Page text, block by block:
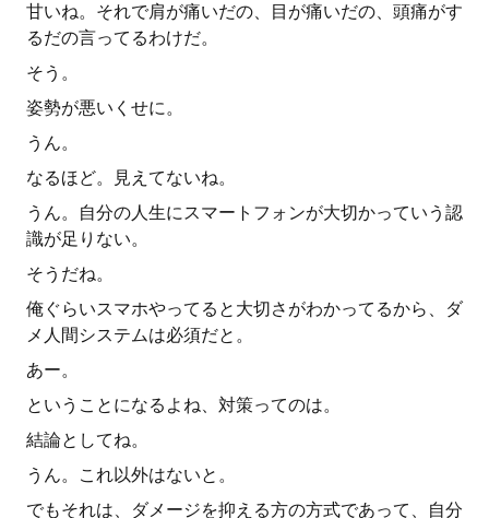
甘いね。それで肩が痛いだの、目が痛いだの、頭痛がす
るだの言ってるわけだ。
そう。
姿勢が悪いくせに。
うん。
なるほど。見えてないね。
うん。自分の人生にスマートフォンが大切かっていう認
識が足りない。
そうだね。
俺ぐらいスマホやってると大切さがわかってるから、ダ
メ人間システムは必須だと。
あー。
ということになるよね、対策ってのは。
結論としてね。
うん。これ以外はないと。
でもそれは、ダメージを抑える方の方式であって、自分